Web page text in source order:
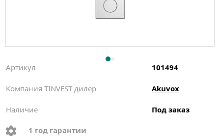
Артикул 101494
Компания TINVEST дилер Akuvox
Наличие Под заказ
1 год гарантии